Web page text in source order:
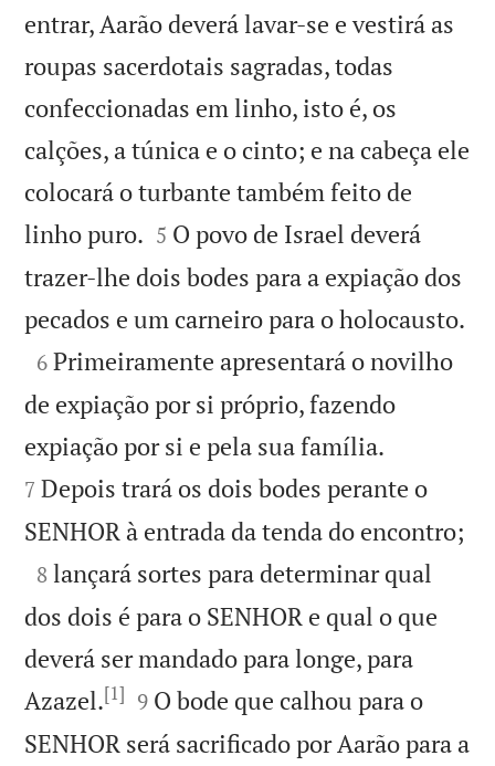
entrar, Aarão deverá lavar-se e vestirá as
roupas sacerdotais sagradas, todas
confeccionadas em linho, isto é, os
calções, a túnica e o cinto; e na cabeça ele
colocará o turbante também feito de
linho puro. 

5 O povo de Israel deverá
trazer-lhe dois bodes para a expiação dos
pecados e um carneiro para o holocausto.

6 Primeiramente apresentará o novilho
de expiação por si próprio, fazendo
expiação por si e pela sua família.
7 Depois trará os dois bodes perante o
SENHOR à entrada da tenda do encontro;

8 lançará sortes para determinar qual
dos dois é para o SENHOR e qual o que
deverá ser mandado para longe, para
Azazel.[1] 

9 O bode que calhou para o
SENHOR será sacrificado por Aarão para a